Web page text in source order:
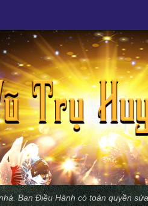
Ban Ðiều Hành có toàn quyền